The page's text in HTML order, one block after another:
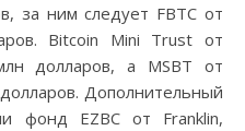
за ним следует FBTC от
Bitcoin Mini Trust от
долларов, а MSBT от
Дополнительный
фонд EZBC от Franklin,